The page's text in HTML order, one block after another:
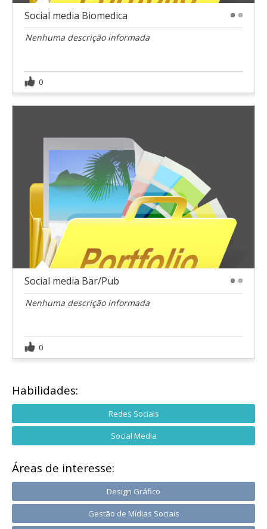
Social media Biomedica
Nenhuma descrição informada
0
Social media Bar/Pub
Nenhuma descrição informada
0
Habilidades:
Redes Sociais
Social Media
Áreas de interesse:
Design Gráfico
Gestão de Mídias Sociais